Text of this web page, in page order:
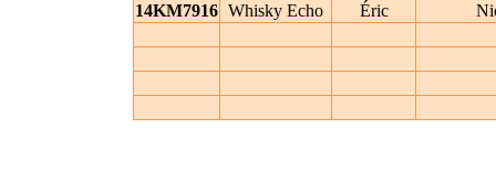
14KM7916 Whisky Echo Éric